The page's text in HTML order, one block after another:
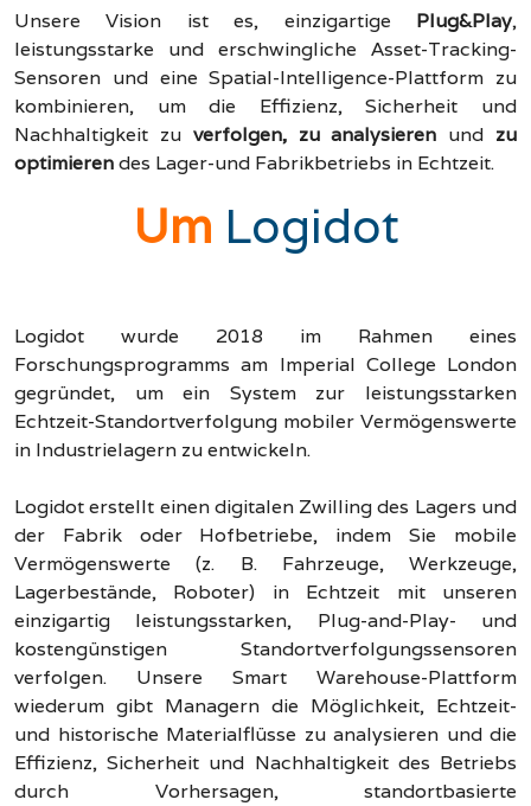
Unsere Vision ist es, einzigartige Plug&Play,
leistungsstarke und erschwingliche Asset-Tracking-
Sensoren und eine Spatial-Intelligence-Plattform zu
kombinieren, um die Effizienz, Sicherheit und
Nachhaltigkeit zu verfolgen, zu analysieren und zu
optimierendes Lager-und Fabrikbetriebs in Echtzeit.
Um Logidot
Logidot wurde 2018 im Rahmen eines
Forschungsprogramms am Imperial College London
gegründet, um ein System zur leistungsstarken
Echtzeit-Standortverfolgung mobiler Vermögenswerte
in Industrielagern zu entwickeln.
Logidot erstellt einen digitalen Zwilling des Lagers und
der Fabrik oder Hofbetriebe, indem Sie mobile
Vermögenswerte (z. B. Fahrzeuge, Werkzeuge,
Lagerbestände, Roboter) in Echtzeit mit unseren
einzigartig leistungsstarken, Plug-and-Play- und
kostengünstigen Standortverfolgungssensoren
verfolgen. Unsere Smart Warehouse-Plattform
wiederum gibt Managern die Möglichkeit, Echtzeit-
und historische Materialflüsse zu analysieren und die
Effizienz, Sicherheit und Nachhaltigkeit des Betriebs
durch Vorhersagen, standortbasierte